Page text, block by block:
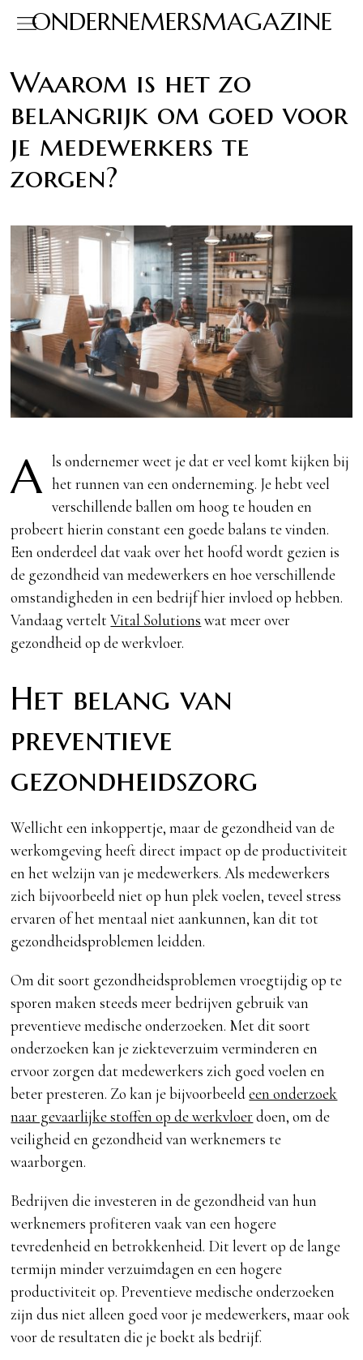
ONDERNEMERSMAGAZINE
Waarom is het zo
belangrijk om goed voor
je medewerkers te
zorgen?
A ls ondernemer weet je dat er veel komt kijken bij
het runnen van een onderneming. Je hebt veel
verschillende ballen om hoog te houden en
probeert hierin constant een goede balans te vinden.
Een onderdeel dat vaak over het hoofd wordt gezien is
de gezondheid van medewerkers en hoe verschillende
omstandigheden in een bedrijf hier invloed op hebben.
Vandaag verteltVital Solutions wat meer over
gezondheid op de werkvloer.
Het belang van
preventieve
gezondheidszorg
Wellicht een inkoppertje, maar de gezondheid van de
werkomgeving heeft direct impact op de productiviteit
en het welzijn van je medewerkers. Als medewerkers
zich bijvoorbeeld niet op hun plek voelen, teveel stress
ervaren of het mentaal niet aankunnen, kan dit tot
gezondheidsproblemen leidden.
Om dit soort gezondheidsproblemen vroegtijdig op te
sporen maken steeds meer bedrijven gebruik van
preventieve medische onderzoeken. Met dit soort
onderzoeken kan je ziekteverzuim verminderen en
ervoor zorgen dat medewerkers zich goed voelen en
beter presteren. Zo kan je bijvoorbeeldeen onderzoek
naar gevaarlijke stoffen op de werkvloerdoen, om de
veiligheid en gezondheid van werknemers te
waarborgen.
Bedrijven die investeren in de gezondheid van hun
werknemers profiteren vaak van een hogere
tevredenheid en betrokkenheid. Dit levert op de lange
termijn minder verzuimdagen en een hogere
productiviteit op. Preventieve medische onderzoeken
zijn dus niet alleen goed voor je medewerkers, maar ook
voor de resultaten die je boekt als bedrijf.